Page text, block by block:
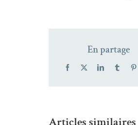
En partage
Facebook LinkedInTumblr
Articles similaires